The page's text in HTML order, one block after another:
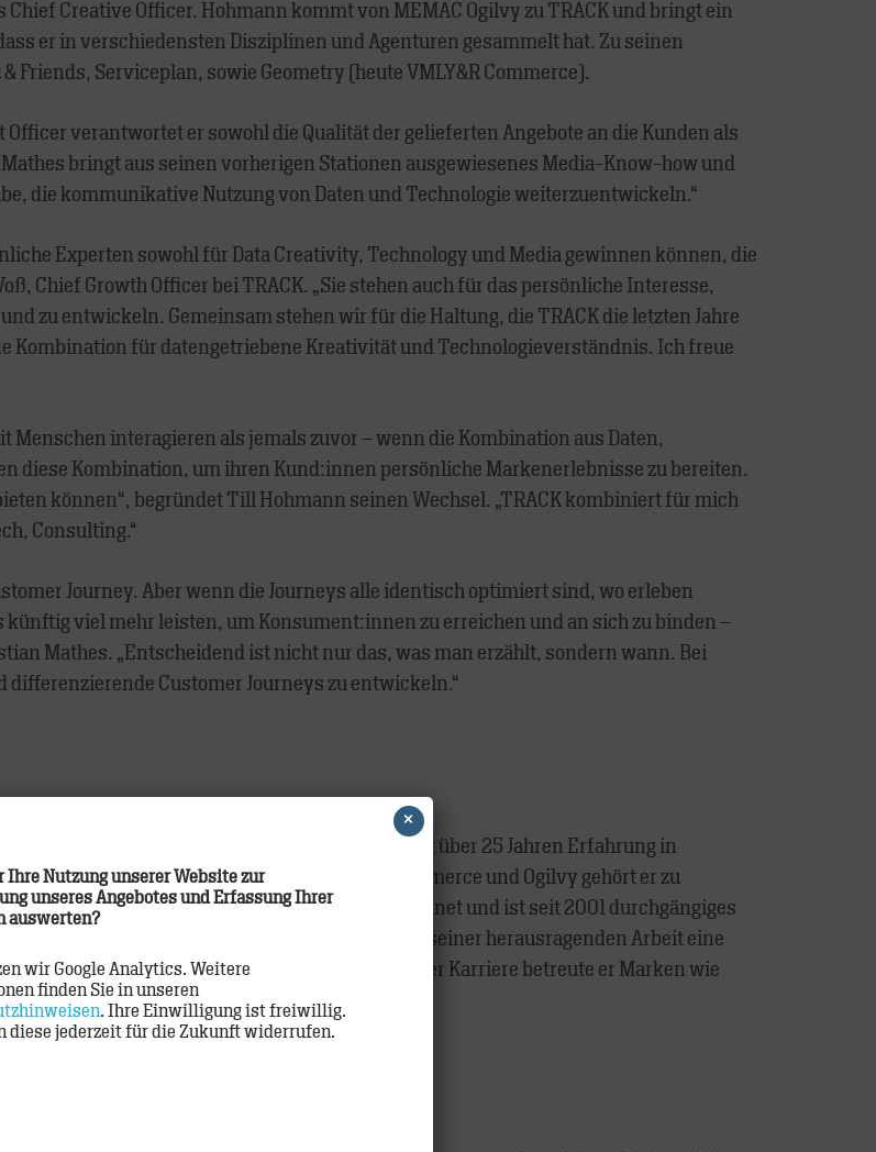
Creative Officer. Hohmann kommt von MEMAC Ogilvy zu TRACK und bringt ein
er in verschiedensten Disziplinen und Agenturen gesammelt hat. Zu seinen
Friends, Serviceplan, sowie Geometry (heute VMLY&R Commerce).
verantwortet er sowohl die Qualität der gelieferten Angebote an die Kunden als
bringt aus seinen vorherigen Stationen ausgewiesenes Media-Know-how und
die kommunikative Nutzung von Daten und Technologie weiterzuentwickeln.“
Experten sowohl für Data Creativity, Technology und Media gewinnen können, die
Chief Growth Officer bei TRACK. „Sie stehen auch für das persönliche Interesse,
zu entwickeln. Gemeinsam stehen wir für die Haltung, die TRACK die letzten Jahre
Kombination für datengetriebene Kreativität und Technologieverständnis. Ich freue
interagieren als jemals zuvor – wenn die Kombination aus Daten,
diese Kombination, um ihren Kund:innen persönliche Markenerlebnisse zu bereiten.
können“, begründet Till Hohmann seinen Wechsel. „TRACK kombiniert für mich
Consulting.“
Journey. Aber wenn die Journeys alle identisch optimiert sind, wo erleben
viel mehr leisten, um Konsument:innen zu erreichen und an sich zu binden –
Mathes. „Entscheidend ist nicht nur das, was man erzählt, sondern wann. Bei
Customer Journeys zu entwickeln.“
für Markenführung in der vernetzten Welt. Mit über 25 Jahren Erfahrung in
wie Jung von Matt, JWT, Grey, VMLY&R Commerce und Ogilvy gehört er zu
wurde mit mehr als 480 Awards ausgezeichnet und ist seit 2001 durchgängiges
Branchen-Festivals. Hohmann prägt mit seiner herausragenden Arbeit eine
von Technologie ermöglicht wird. Während seiner Karriere betreute er Marken wie
Toyota, Mondelez, Unilever und Vodafone.
Ihre Nutzung unserer Website zur
unseres Angebotes und Erfassung Ihrer
auswerten?
wir Google Analytics. Weitere
finden Sie in unseren
. Ihre Einwilligung ist freiwillig.
diese jederzeit für die Zukunft widerrufen.
×